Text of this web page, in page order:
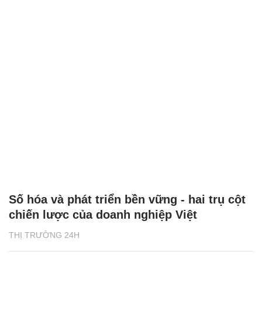
THỊ TRƯỜNG 24H
Số hóa và phát triển bền vững - hai trụ cột
chiến lược của doanh nghiệp Việt